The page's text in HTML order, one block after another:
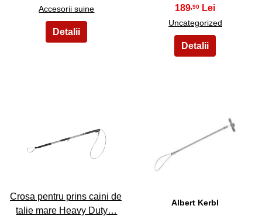
Accesorii suine
189 ,90
Uncategorized
Crosa pentru prins caini de
talie mare Heavy Duty…
Albert Kerbl